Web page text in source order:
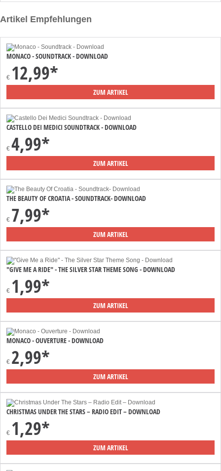
Artikel Empfehlungen
MONACO - SOUNDTRACK - DOWNLOAD
€ 12,99*
ZUM ARTIKEL
CASTELLO DEI MEDICI SOUNDTRACK - DOWNLOAD
€ 4,99*
ZUM ARTIKEL
THE BEAUTY OF CROATIA - SOUNDTRACK- DOWNLOAD
€ 7,99*
ZUM ARTIKEL
"GIVE ME A RIDE" - THE SILVER STAR THEME SONG - DOWNLOAD
€ 1,99*
ZUM ARTIKEL
MONACO - OUVERTURE - DOWNLOAD
€ 2,99*
ZUM ARTIKEL
CHRISTMAS UNDER THE STARS – RADIO EDIT – DOWNLOAD
€ 1,29*
ZUM ARTIKEL